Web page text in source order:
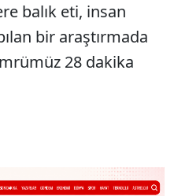
balık eti, insan
bir araştırmada
28 dakika